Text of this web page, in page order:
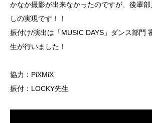
かなか撮影が出来なかったのですが、後輩
しの実現です！！
振付け/演出は「MUSIC DAYS」ダンス部門
生が行いました！
協力： PiXMiX
振付： LOCKY先生